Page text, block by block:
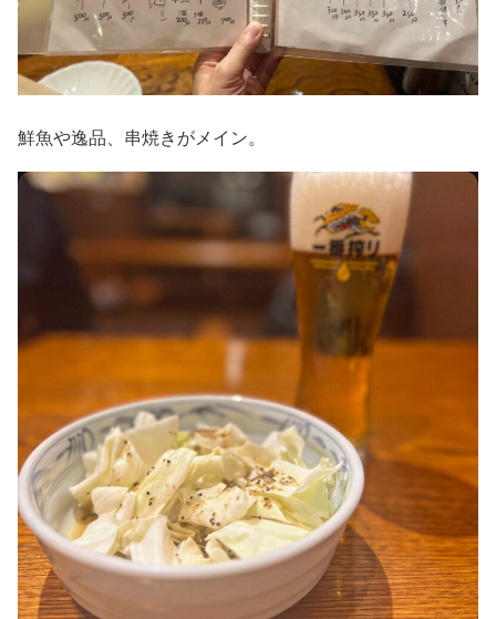
鮮魚や逸品、串焼きがメイン。